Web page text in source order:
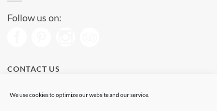
We use cookies to optimize our website and our service.
Follow us on:
CONTACT US
Phone: (+34) 93 513 04 65